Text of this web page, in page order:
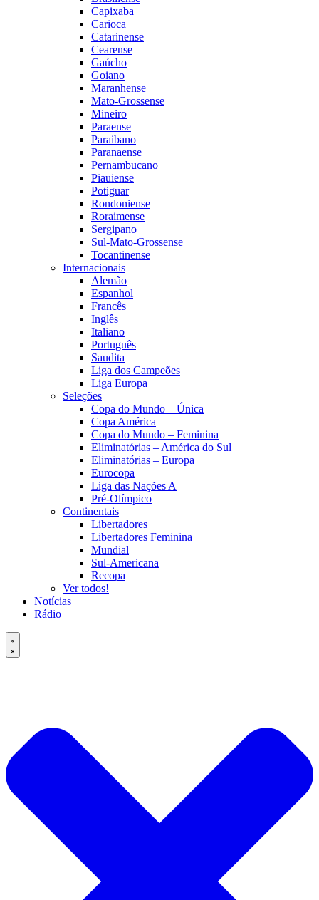
Capixaba
Carioca
Catarinense
Cearense
Gaúcho
Goiano
Maranhense
Mato-Grossense
Mineiro
Paraense
Paraibano
Paranaense
Pernambucano
Piauiense
Potiguar
Rondoniense
Roraimense
Sergipano
Sul-Mato-Grossense
Tocantinense
Internacionais
Alemão
Espanhol
Francês
Inglês
Italiano
Português
Saudita
Liga dos Campeões
Liga Europa
Seleções
Copa do Mundo – Única
Copa América
Copa do Mundo – Feminina
Eliminatórias – América do Sul
Eliminatórias – Europa
Eurocopa
Liga das Nações A
Pré-Olímpico
Continentais
Libertadores
Libertadores Feminina
Mundial
Sul-Americana
Recopa
Ver todos!
Notícias
Rádio